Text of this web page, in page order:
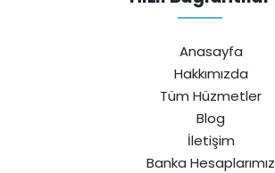
Anasayfa
Hakkımızda
Tüm Hüzmetler
Blog
İletişim
Banka Hesaplarımız